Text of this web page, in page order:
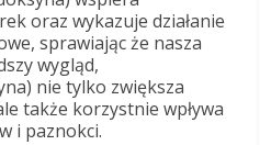
oraz wykazuje działanie
sprawiając że nasza
wygląd,
nie tylko zwiększa
także korzystnie wpływa
i paznokci.